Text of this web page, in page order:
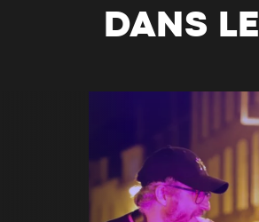
DANS LE